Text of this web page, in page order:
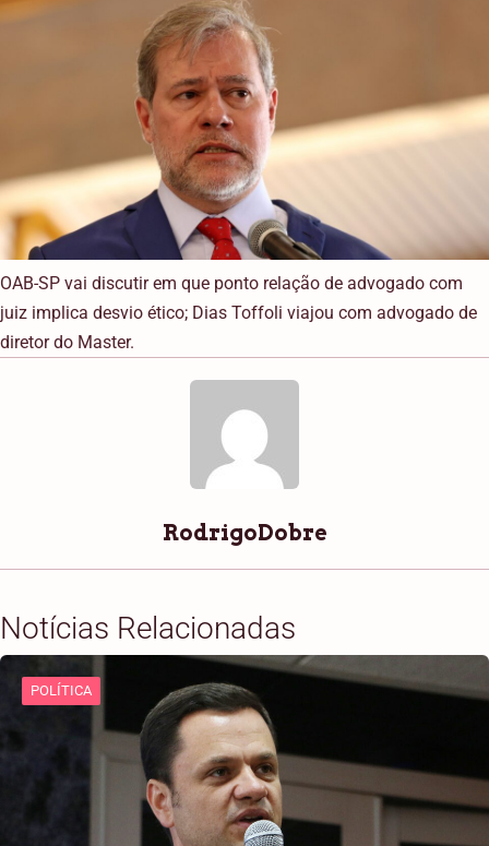
OAB-SP vai discutir em que ponto relação de advogado com
juiz implica desvio ético; Dias Toffoli viajou com advogado de
diretor do Master.
RodrigoDobre
Notícias Relacionadas
POLÍTICA